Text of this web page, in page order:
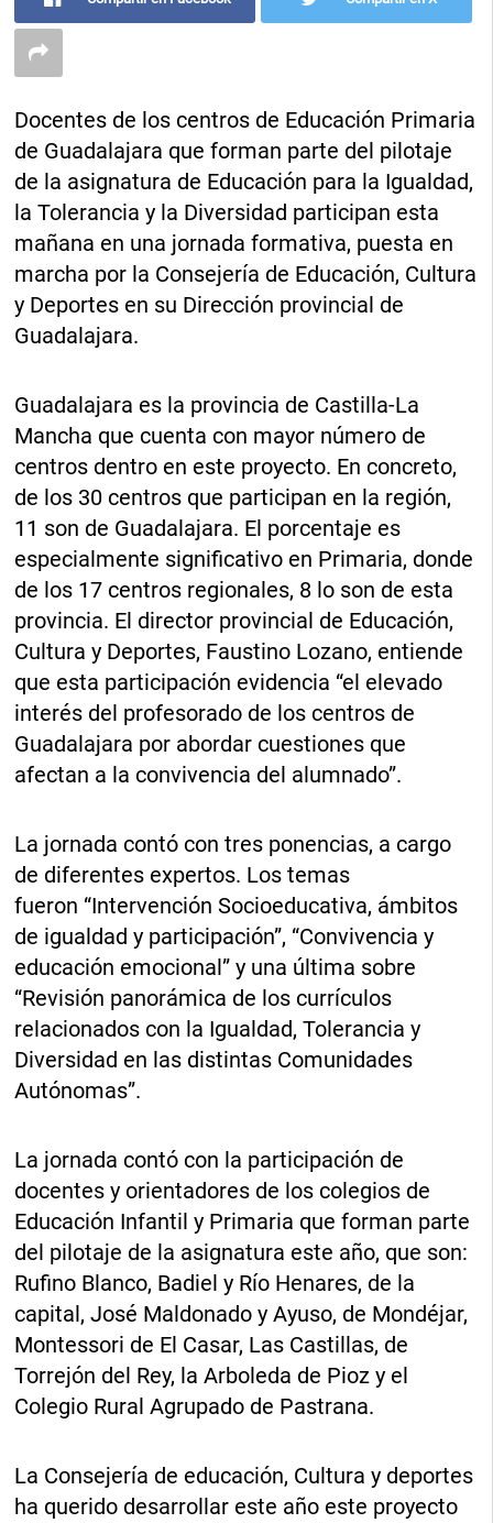
Docentes de los centros de Educación Primaria
de Guadalajara que forman parte del pilotaje
de la asignatura de Educación para la Igualdad,
la Tolerancia y la Diversidad participan esta
mañana en una jornada formativa, puesta en
marcha por la Consejería de Educación, Cultura
y Deportes en su Dirección provincial de
Guadalajara.
Guadalajara es la provincia de Castilla-La
Mancha que cuenta con mayor número de
centros dentro en este proyecto. En concreto,
de los 30 centros que participan en la región,
11 son de Guadalajara. El porcentaje es
especialmente significativo en Primaria, donde
de los 17 centros regionales, 8 lo son de esta
provincia. El director provincial de Educación,
Cultura y Deportes, Faustino Lozano, entiende
que esta participación evidencia “el elevado
interés del profesorado de los centros de
Guadalajara por abordar cuestiones que
afectan a la convivencia del alumnado”.
La jornada contó con tres ponencias, a cargo
de diferentes expertos. Los temas
fueron “Intervención Socioeducativa, ámbitos
de igualdad y participación”, “Convivencia y
educación emocional” y una última sobre
“Revisión panorámica de los currículos
relacionados con la Igualdad, Tolerancia y
Diversidad en las distintas Comunidades
Autónomas”.
La jornada contó con la participación de
docentes y orientadores de los colegios de
Educación Infantil y Primaria que forman parte
del pilotaje de la asignatura este año, que son:
Rufino Blanco, Badiel y Río Henares, de la
capital, José Maldonado y Ayuso, de Mondéjar,
Montessori de El Casar, Las Castillas, de
Torrejón del Rey, la Arboleda de Pioz y el
Colegio Rural Agrupado de Pastrana.
La Consejería de educación, Cultura y deportes
ha querido desarrollar este año este proyecto